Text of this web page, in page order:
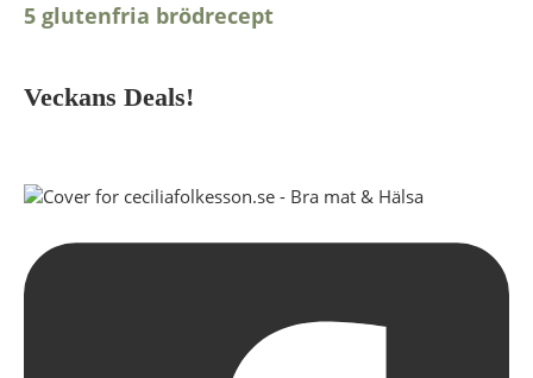
5 glutenfria brödrecept
Veckans Deals!